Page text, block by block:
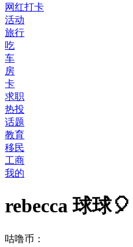
网红打卡
活动
旅行
吃
车
房
卡
求职
热投
话题
教育
移民
工商
我的
rebecca 球球🎈
咕噜币：